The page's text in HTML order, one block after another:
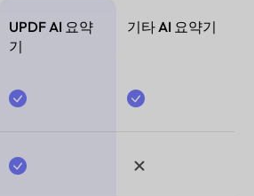
UPDF AI 요약
기
기타 AI 요약기